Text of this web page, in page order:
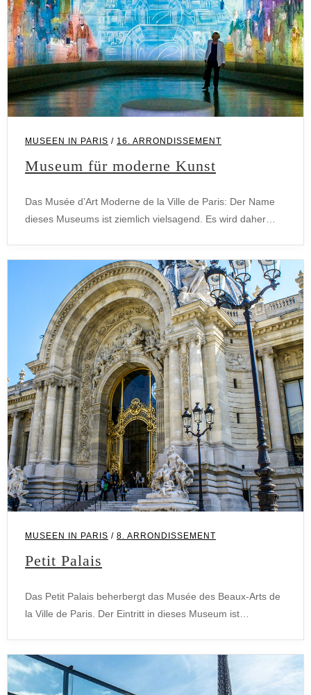
Museen in Paris
MUSEEN IN PARIS / 16. ARRONDISSEMENT
Museum für moderne Kunst
Das Musée d’Art Moderne de la Ville de Paris: Der Name
dieses Museums ist ziemlich vielsagend. Es wird daher…
MUSEEN IN PARIS / 8. ARRONDISSEMENT
Petit Palais
Das Petit Palais beherbergt das Musée des Beaux-Arts de
la Ville de Paris. Der Eintritt in dieses Museum ist…